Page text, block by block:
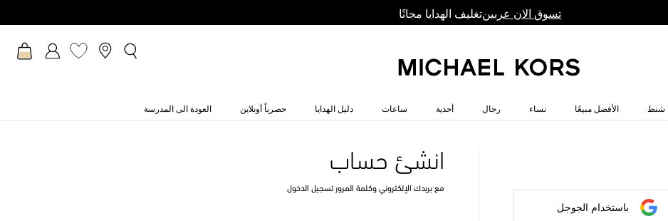
تسوق الان عربينتغليف الهدايا مجانًا
شنط الأفضل مبيعًا نساء رجال أحذية ساعات دليل الهدايا حصرياً أونلاين العودة الى المدرسة
باستخدام الجوجل
انشئ حساب
مع بريدك الإلكتروني وكلمة المرور تسجيل الدخول